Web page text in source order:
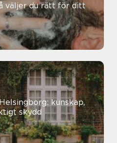
kunskap,
skydd